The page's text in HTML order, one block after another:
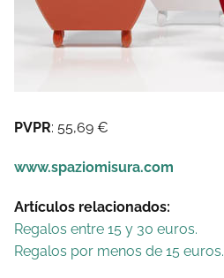
PVPR: 55,69 €
www.spaziomisura.com
Artículos relacionados:
Regalos entre 15 y 30 euros.
Regalos por menos de 15 euros.